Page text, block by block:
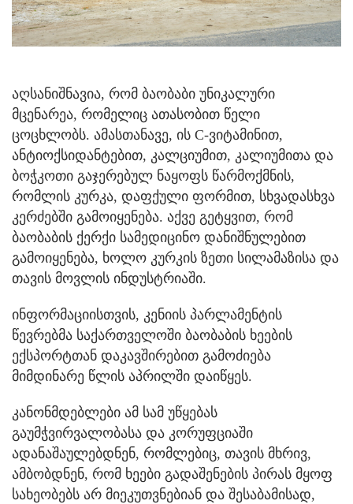
აღსანიშნავია, რომ ბაობაბი უნიკალური
მცენარეა, რომელიც ათასობით წელი
ცოცხლობს. ამასთანავე, ის C-ვიტამინით,
ანტიოქსიდანტებით, კალციუმით, კალიუმითა და
ბოჭკოთი გაჯერებულ ნაყოფს წარმოქმნის,
რომლის კურკა, დაფქული ფორმით, სხვადასხვა
კერძებში გამოიყენება. აქვე გეტყვით, რომ
ბაობაბის ქერქი სამედიცინო დანიშნულებით
გამოიყენება, ხოლო კურკის ზეთი სილამაზისა და
თავის მოვლის ინდუსტრიაში.
ინფორმაციისთვის, კენიის პარლამენტის
წევრებმა საქართველოში ბაობაბის ხეების
ექსპორტთან დაკავშირებით გამოძიება
მიმდინარე წლის აპრილში დაიწყეს.
კანონმდებლები ამ სამ უწყებას
გაუმჭვირვალობასა და კორუფციაში
ადანაშაულებდნენ, რომლებიც, თავის მხრივ,
ამბობდნენ, რომ ხეები გადაშენების პირას მყოფ
სახეობებს არ მიეკუთვნებიან და შესაბამისად,